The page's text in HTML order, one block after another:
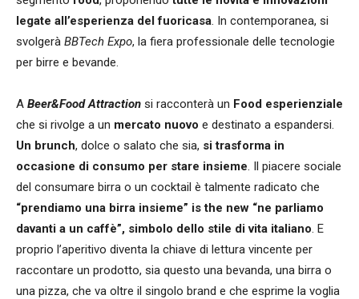
legate all’esperienza del fuoricasa. In contemporanea, si
svolgerà BBTech Expo, la fiera professionale delle tecnologie
per birre e bevande.
A Beer&Food Attraction si racconterà un Food esperienziale
che si rivolge a un mercato nuovo e destinato a espandersi.
Un brunch, dolce o salato che sia, si trasforma in
occasione di consumo per stare insieme. Il piacere sociale
del consumare birra o un cocktail è talmente radicato che
“prendiamo una birra insieme” is the new “ne parliamo
davanti a un caffè”, simbolo dello stile di vita italiano. E
proprio l’aperitivo diventa la chiave di lettura vincente per
raccontare un prodotto, sia questo una bevanda, una birra o
una pizza, che va oltre il singolo brand e che esprime la voglia